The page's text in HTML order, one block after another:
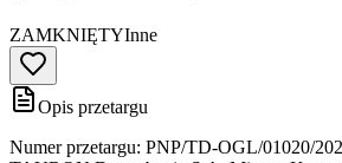
ZAMKNIĘTYInne
Opis przetargu
Numer przetargu: PNP/TD-OGL/01020/